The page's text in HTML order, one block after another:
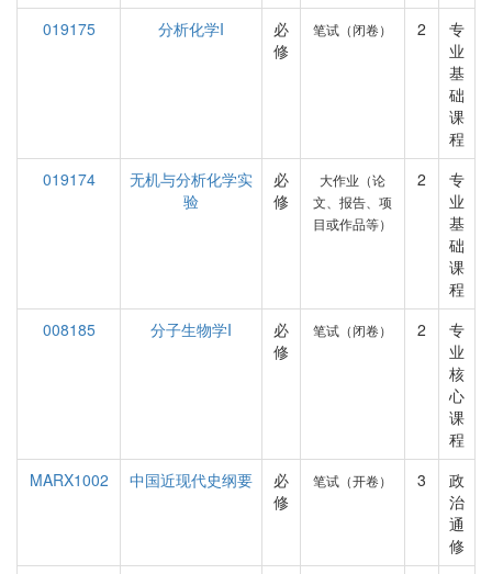
019175
分析化学I
必
修
笔试（闭卷） 2
专
业
基
础
课
程
019174
无机与分析化学实
验
必
修
大作业（论
文、报告、项
目或作品等）
2
专
业
基
础
课
程
008185
分子生物学I
必
修
笔试（闭卷） 2
专
业
核
心
课
程
MARX1002
中国近现代史纲要
必
修
笔试（开卷） 3
政
治
通
修